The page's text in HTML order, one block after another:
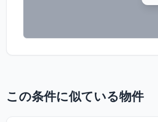
この条件に似ている物件